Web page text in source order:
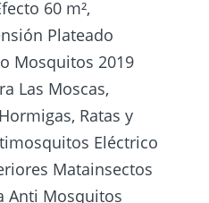
60 m²,
Plateado
Mosquitos 2019
Las Moscas,
Ratas y
Eléctrico
Matainsectos
Anti Mosquitos